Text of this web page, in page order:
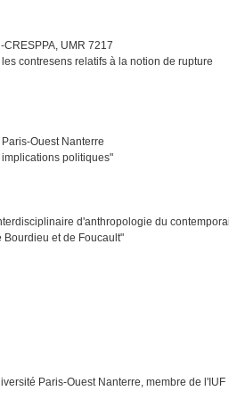
UMR 7217
contresens relatifs à la notion de rupture
Ouest Nanterre
politiques"
d'anthropologie du
et de Foucault"
Paris-Ouest Nanterre, membre de l'IUF